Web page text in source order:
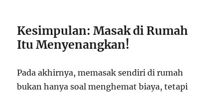
Kesimpulan: Masak di Rumah
Itu Menyenangkan!
Pada akhirnya, memasak sendiri di rumah
bukan hanya soal menghemat biaya, tetapi